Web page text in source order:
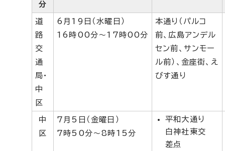
分
道
路
交
通
局・
中
区
6月19日（水曜日）
16時00分～17時00分
本通り（パルコ
前、広島アンデル
セン前、サンモー
ル前）、金座街、え
びす通り
中
区
7月5日（金曜日）
7時50分～8時15分
平和大通り
白神社東交
差点